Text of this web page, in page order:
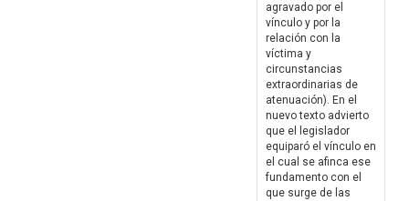
agravado por el
vínculo y por la
relación con la
víctima y
circunstancias
extraordinarias de
atenuación). En el
nuevo texto advierto
que el legislador
equiparó el vínculo en
el cual se afinca ese
fundamento con el
que surge de las